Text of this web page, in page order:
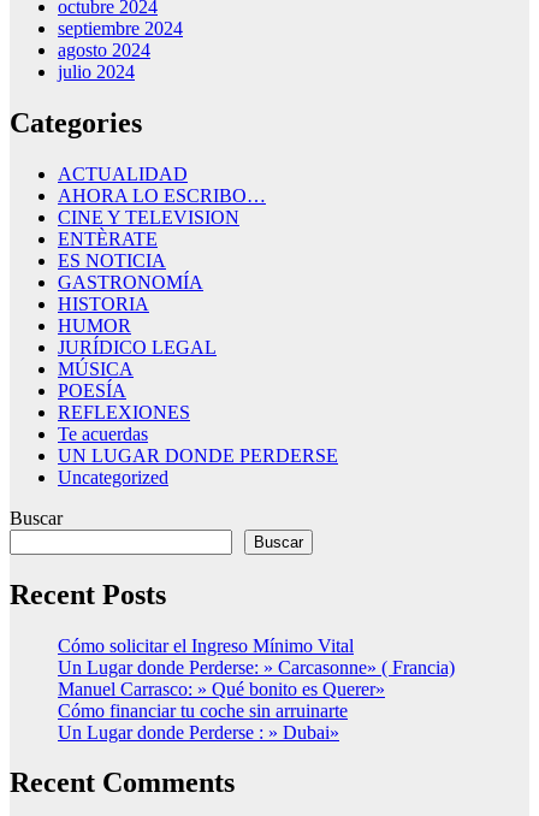
octubre 2024
septiembre 2024
agosto 2024
julio 2024
Categories
ACTUALIDAD
AHORA LO ESCRIBO…
CINE Y TELEVISION
ENTÈRATE
ES NOTICIA
GASTRONOMÍA
HISTORIA
HUMOR
JURÍDICO LEGAL
MÚSICA
POESÍA
REFLEXIONES
Te acuerdas
UN LUGAR DONDE PERDERSE
Uncategorized
Buscar
Buscar
Recent Posts
Cómo solicitar el Ingreso Mínimo Vital
Un Lugar donde Perderse: » Carcasonne» ( Francia)
Manuel Carrasco: » Qué bonito es Querer»
Cómo financiar tu coche sin arruinarte
Un Lugar donde Perderse : » Dubai»
Recent Comments